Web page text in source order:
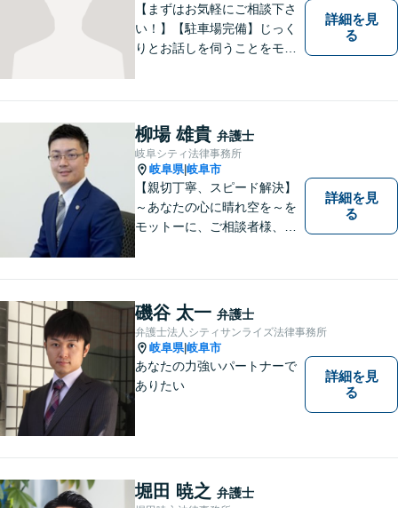
【まずはお気軽にご相談下さ
い！】【駐車場完備】じっく
りとお話しを伺うことをモッ
詳細を見
る
柳場 雄貴 弁護士
岐阜シティ法律事務所
岐阜県|岐阜市
【親切丁寧、スピード解決】
～あなたの心に晴れ空を～を
モットーに、ご相談者様、依
てサポートさせて頂きます。
お気軽にご相談下さい。
詳細を見
る
磯谷 太一 弁護士
弁護士法人シティサンライズ法律事務所
岐阜県|岐阜市
あなたの力強いパートナーで
ありたい
詳細を見
る
堀田 暁之 弁護士